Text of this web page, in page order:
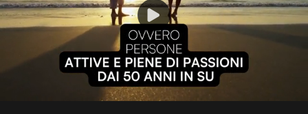
P
l
L